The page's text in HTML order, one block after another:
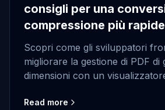
consigli per una
compressione più rapide
Scopri come gli sviluppatori
migliorare la gestione di PDF di
dimensioni con un
con .NET.
Read more